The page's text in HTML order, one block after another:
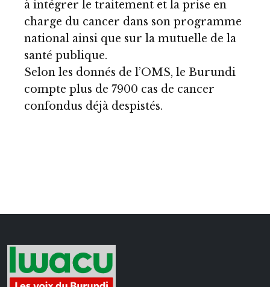
à intégrer le traitement et la prise en
charge du cancer dans son programme
national ainsi que sur la mutuelle de la
santé publique.
Selon les donnés de l’OMS, le Burundi
compte plus de 7900 cas de cancer
confondus déjà despistés.